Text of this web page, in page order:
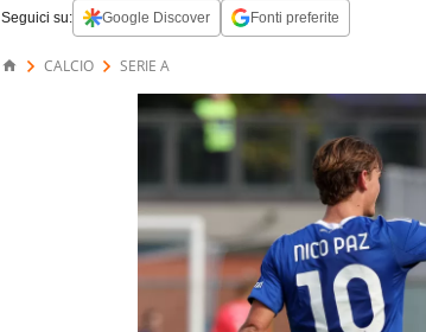
Seguici su: Google Discover Fonti preferite
CALCIO SERIE A